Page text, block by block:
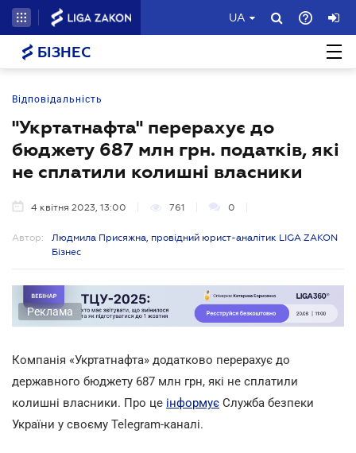
UA
БІЗНЕС
Відповідальність
"Укртатнафта" перерахує до
бюджету 687 млн грн. податків, які
не сплатили колишні власники
4 квітня 2023, 13:00 761 0
Автор:
Людмила Присяжна, провідний юрист-аналітик LIGA ZAKON
Бізнес
Реклама
Компанія «Укртатнафта» додатково перерахує до
державного бюджету 687 млн грн, які не сплатили
колишні власники. Про це інформує Служба безпеки
України у своєму Telegram-каналі.